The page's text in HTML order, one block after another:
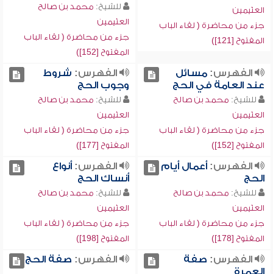
العثيمين
جزء من محاضرة ( لقاء الباب
المفتوح [121])
للشيخ: محمد بن صالح
العثيمين
جزء من محاضرة ( لقاء الباب
المفتوح [152])
الفهرس:مسائل
عند العامة في الحج
للشيخ: محمد بن صالح
العثيمين
جزء من محاضرة ( لقاء الباب
المفتوح [152])
الفهرس: شروط
وجوب الحج
للشيخ: محمد بن صالح
العثيمين
جزء من محاضرة ( لقاء الباب
المفتوح [177])
الفهرس:أعمال أيام
الحج
للشيخ: محمد بن صالح
العثيمين
جزء من محاضرة ( لقاء الباب
المفتوح [178])
الفهرس:أنواع
أنساك الحج
للشيخ: محمد بن صالح
العثيمين
جزء من محاضرة ( لقاء الباب
المفتوح [198])
الفهرس: صفة
العمرة
الفهرس: صفة الحج